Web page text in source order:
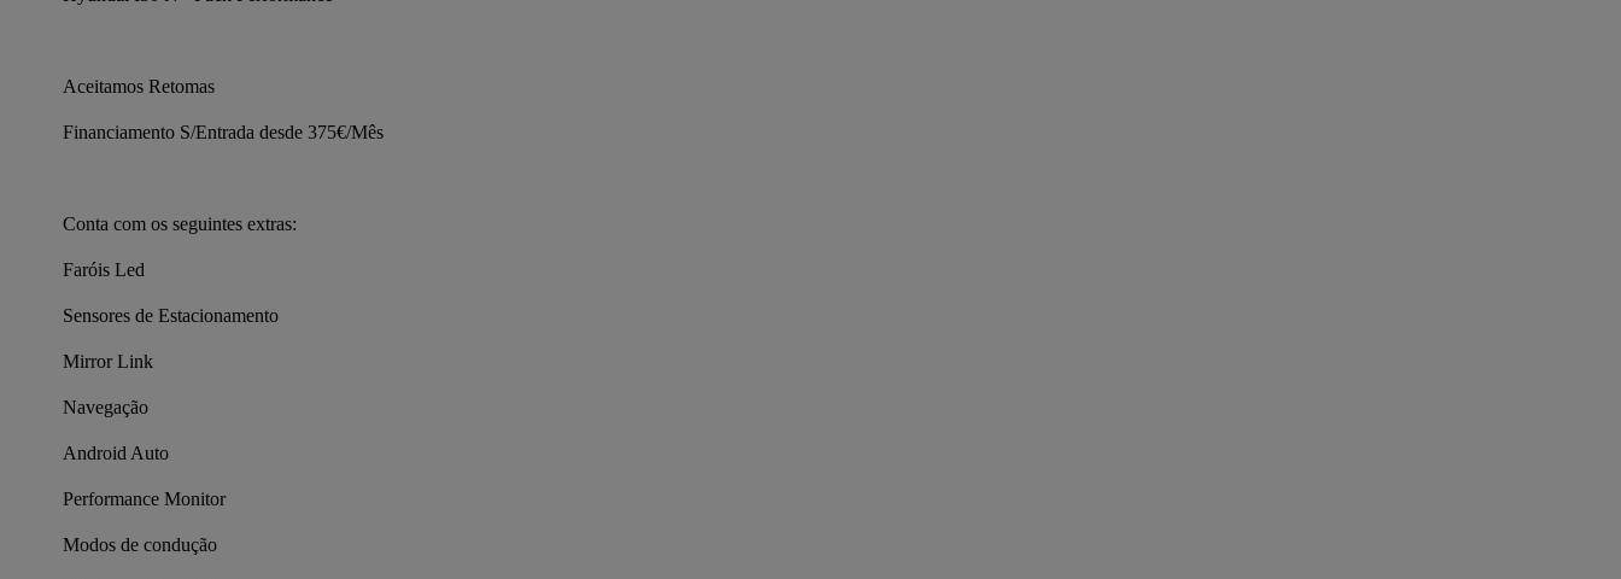
Aceitamos Retomas
Financiamento S/Entrada desde 375€/Mês
Conta com os seguintes extras:
Faróis Led
Sensores de Estacionamento
Mirror Link
Navegação
Android Auto
Performance Monitor
Modos de condução